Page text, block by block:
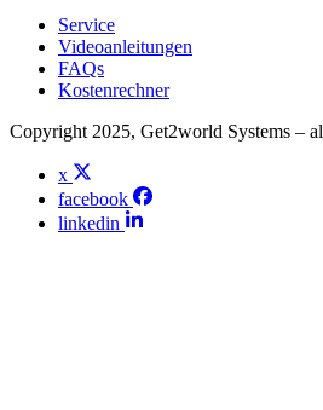
Service
Videoanleitungen
FAQs
Kostenrechner
Copyright 2025, Get2world Systems –
x
facebook
linkedin